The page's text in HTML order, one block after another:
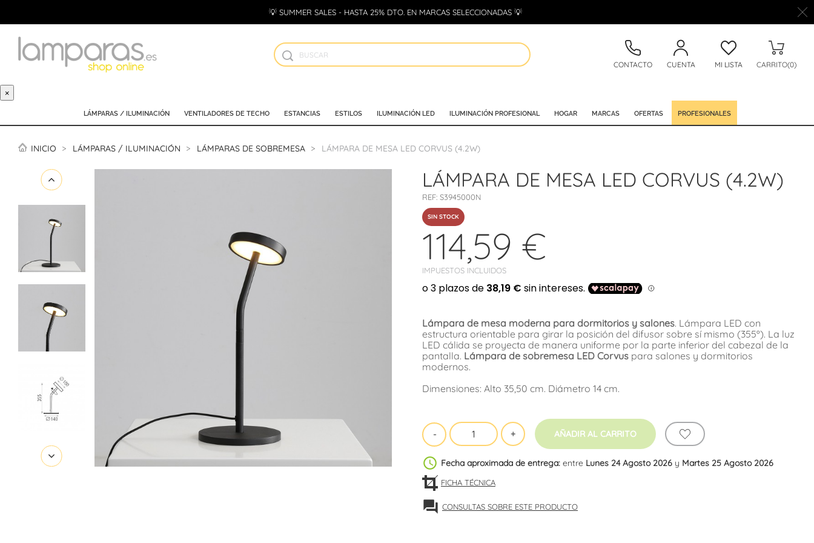
💡 SUMMER SALES - HASTA 25% DTO. EN MARCAS SELECCIONADAS 💡
CONTACTO CUENTA MI LISTA CARRITO(0)
×
LÁMPARAS / ILUMINACIÓN VENTILADORES DE TECHO ESTANCIAS ESTILOS ILUMINACIÓN LED ILUMINACIÓN PROFESIONAL HOGAR MARCAS OFERTAS PROFESIONALES
INICIO LÁMPARAS / ILUMINACIÓN LÁMPARAS DE SOBREMESA LÁMPARA DE MESA LED CORVUS (4.2W)
LÁMPARA DE MESA LED CORVUS (4.2W)
REF: S3945000N
SIN STOCK
114,59 €
IMPUESTOS INCLUIDOS
Lámpara de mesa moderna para dormitorios y salones. Lámpara LED con
estructura orientable para girar la posición del difusor sobre sí mismo (355º). La luz
LED cálida se proyecta de manera uniforme por la parte inferior del cabezal de la
pantalla. Lámpara de sobremesa LED Corvus para salones y dormitorios
modernos.
Dimensiones: Alto 35,50 cm. Diámetro 14 cm.
AÑADIR AL CARRITO
schedule Fecha aproximada de entrega: entre Lunes 24 Agosto 2026 y Martes 25 Agosto 2026
FICHA TÉCNICA
forum CONSULTAS SOBRE ESTE PRODUCTO